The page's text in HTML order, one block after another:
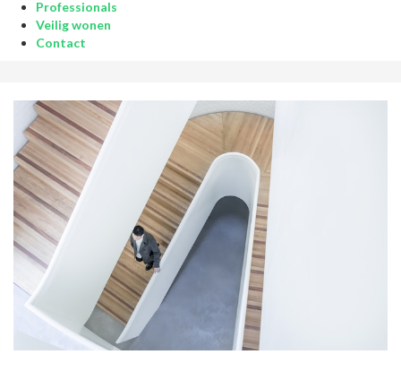
Professionals
Veilig wonen
Contact